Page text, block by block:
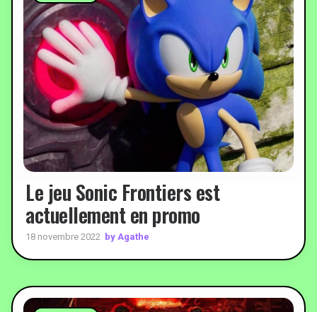
Le jeu Sonic Frontiers est
actuellement en promo
18 novembre 2022 by Agathe